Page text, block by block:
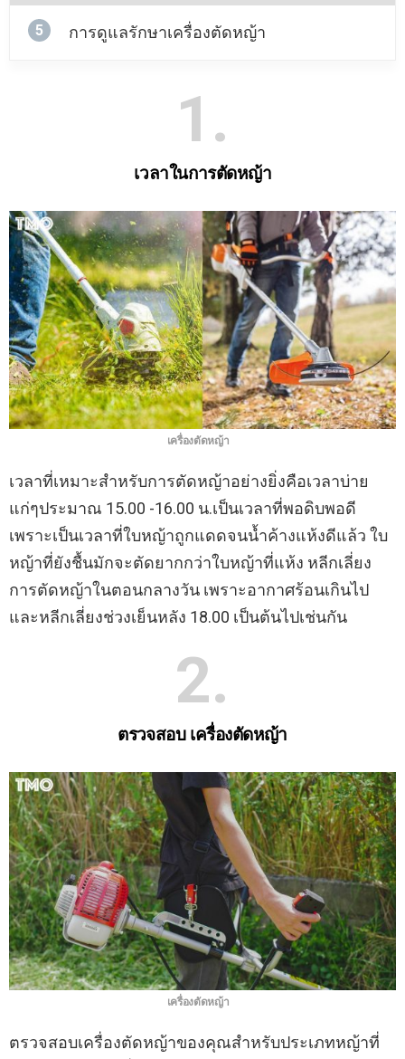
5 การดูแลรักษาเครื่องตัดหญ้า
1
เวลาในการตัดหญ้า
เครื่องตัดหญ้า
เวลาที่เหมาะสำหรับการตัดหญ้าอย่างยิ่งคือเวลาบ่าย
แก่ๆประมาณ 15.00 -16.00 น.เป็นเวลาที่พอดิบพอดี
เพราะเป็นเวลาที่ใบหญ้าถูกแดดจนน้ำค้างแห้งดีแล้ว ใบ
หญ้าที่ยังชื้นมักจะตัดยากกว่าใบหญ้าที่แห้ง หลีกเลี่ยง
การตัดหญ้าในตอนกลางวัน เพราะอากาศร้อนเกินไป
และหลีกเลี่ยงช่วงเย็นหลัง 18.00 เป็นต้นไปเช่นกัน
2
ตรวจสอบ เครื่องตัดหญ้า
เครื่องตัดหญ้า
ตรวจสอบเครื่องตัดหญ้าของคุณสำหรับประเภทหญ้าที่